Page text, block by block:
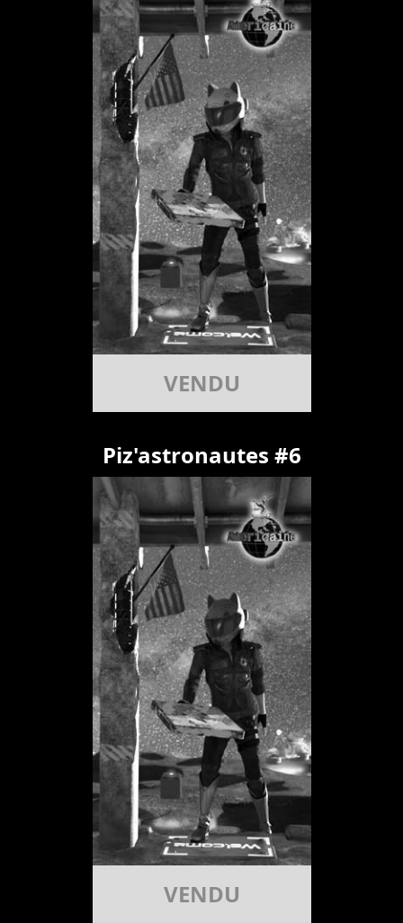
VENDU
Piz'astronautes #6
VENDU